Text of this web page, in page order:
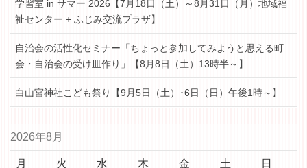
学習室 in サマー 2026【7月18日（土）～8月31日（月）地域福
祉センター + ふじみ交流プラザ】
自治会の活性化セミナー「ちょっと参加してみようと思える町
会・自治会の受け皿作り」【8月8日（土）13時半～】
白山宮神社こども祭り【9月5日（土）･6日（日）午後1時～】
2026年8月
月 火 水 木 金 土 日